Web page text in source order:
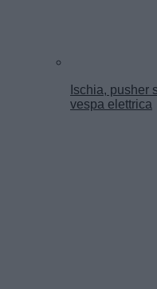
Ischia, pusher
vespa elettrica